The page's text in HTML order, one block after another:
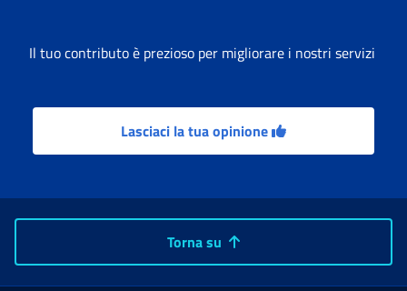
Il tuo contributo è prezioso per migliorare i nostri servizi
Lasciaci la tua opinione
Torna su